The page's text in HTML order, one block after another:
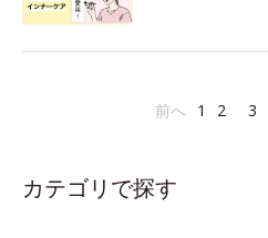
前へ 1 2 3
カテゴリで探す